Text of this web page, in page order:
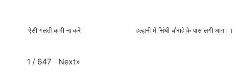
ऐसी गलती कभी ना करें हल्द्वानी में सिंधी चौराहे के पास लगी आग।।
1 / 647 Next»